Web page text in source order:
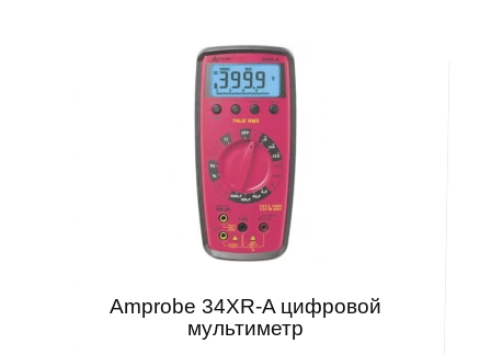
Amprobe 34XR-A цифровой
мультиметр